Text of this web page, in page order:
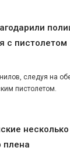
с пистолетом
следуя на
пистолетом.
плена